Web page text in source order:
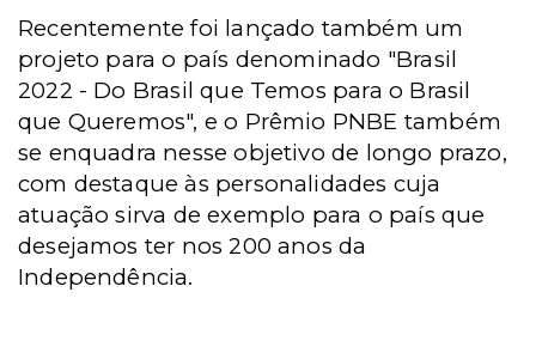
Recentemente foi lançado também um
projeto para o país denominado "Brasil
2022 - Do Brasil que Temos para o Brasil
que Queremos", e o Prêmio PNBE também
se enquadra nesse objetivo de longo prazo,
com destaque às personalidades cuja
atuação sirva de exemplo para o país que
desejamos ter nos 200 anos da
Independência.